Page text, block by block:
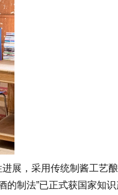
展，采用传统制酱工艺
制法”已正式获国家知